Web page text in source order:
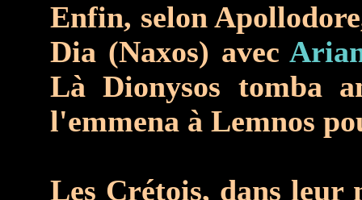
Enfin, selon
Dia (Naxos) avec
Là Dionysos tomba
l'emmena à Lemnos
Les Crétois, dans leur